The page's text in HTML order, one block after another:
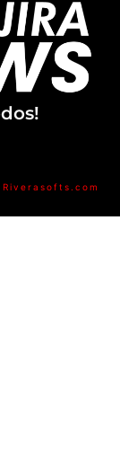
Riverasofts.com